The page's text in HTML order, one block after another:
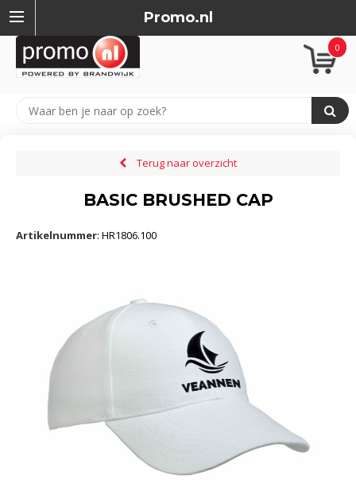
Promo.nl
0
Terug naar overzicht
BASIC BRUSHED CAP
Artikelnummer: HR1806.100